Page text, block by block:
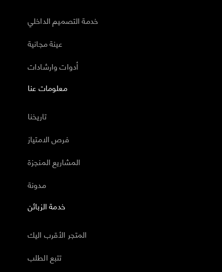
خدمة التصميم الداخلي
عينة مجانية
أدوات وارشادات
معلومات عنا
تاريخنا
فرص الامتياز
المشاريع المنجزة
مدونة
خدمة الزبائن
المتجر الأقرب اليك
تتبع الطلب